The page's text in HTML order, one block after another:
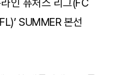
SUMMER 본선